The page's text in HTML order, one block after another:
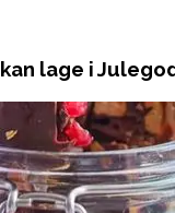
lage i